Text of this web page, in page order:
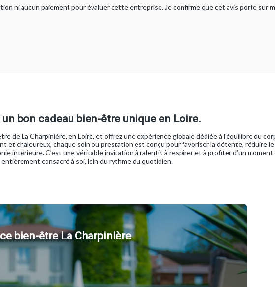
ni aucun paiement pour évaluer cette entreprise. Je confirme que cet avis porte sur
bon cadeau bien-être unique en Loire.
de La Charpinière, en Loire, et offrez une expérience globale dédiée à l’équilibre du
et chaleureux, chaque soin ou prestation est conçu pour favoriser la détente, réduire
intérieure. C’est une véritable invitation à ralentir, à respirer et à profiter d’un moment
entièrement consacré à soi, loin du rythme du quotidien.
bien-être La Charpinière